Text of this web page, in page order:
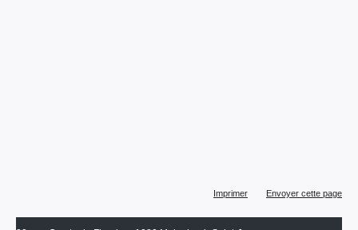
le
Imprimer Envoyer cette page